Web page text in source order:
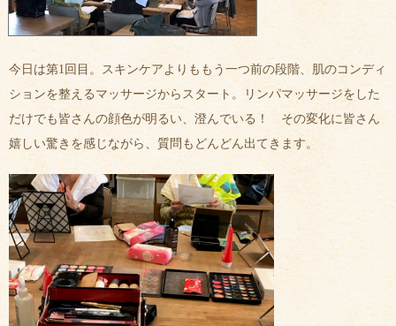
今日は第1回目。スキンケアよりももう一つ前の段階、肌のコンディ
ションを整えるマッサージからスタート。リンパマッサージをした
だけでも皆さんの顔色が明るい、澄んでいる！ その変化に皆さん
嬉しい驚きを感じながら、質問もどんどん出てきます。